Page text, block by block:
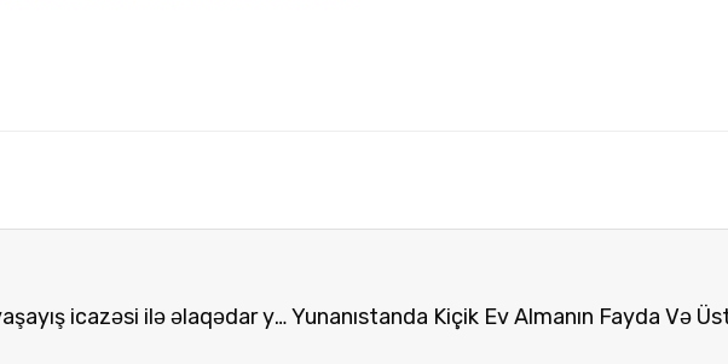
Əmlak alışı yolu ilə alınacaq yaşayış icazəsi ilə əlaqədar yerinə yetirməniz lazım olan şərtlər.